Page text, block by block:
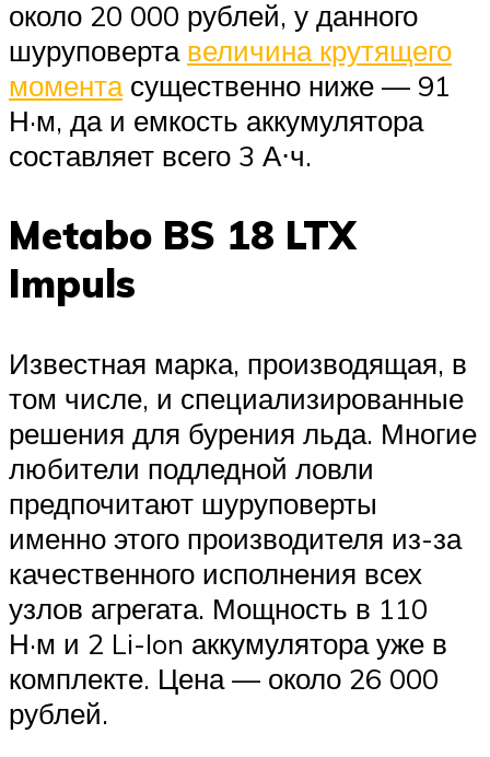
около 20 000 рублей, у данного
шуруповерта величина крутящего
моментасущественно ниже — 91
Н·м, да и емкость аккумулятора
составляет всего 3 А⋅ч.
Metabo BS 18 LTX
Impuls
Известная марка, производящая, в
том числе, и специализированные
решения для бурения льда. Многие
любители подледной ловли
предпочитают шуруповерты
именно этого производителя из-за
качественного исполнения всех
узлов агрегата. Мощность в 110
Н·м и 2 Li-Ion аккумулятора уже в
комплекте. Цена — около 26 000
рублей.